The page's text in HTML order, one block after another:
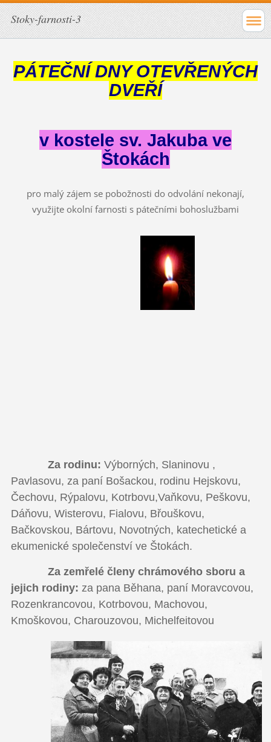
Stoky-farnosti-3
PÁTEČNÍ DNY OTEVŘENÝCH
DVEŘÍ
v kostele sv. Jakuba ve
Štokách
pro malý zájem se pobožnosti do odvolání nekonají,
využijte okolní farnosti s pátečními bohoslužbami
Za rodinu:Výborných, Slaninovu ,
Pavlasovu, za paní Bošackou, rodinu Hejskovu,
Čechovu, Rýpalovu, Kotrbovu,Vaňkovu, Peškovu,
Dáňovu, Wisterovu, Fialovu, Břouškovu,
Bačkovskou, Bártovu, Novotných, katechetické a
ekumenické společenství ve Štokách.
Za zemřelé členy chrámového sboru a
jejich rodiny: za pana Běhana, paní Moravcovou,
Rozenkrancovou, Kotrbovou, Machovou,
Kmoškovou, Charouzovou, Michelfeitovou